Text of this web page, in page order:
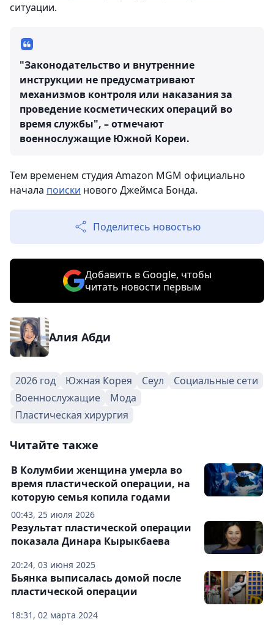
ситуации.
"Законодательство и внутренние
инструкции не предусматривают
механизмов контроля или наказания за
проведение косметических операций во
время службы", – отмечают
военнослужащие Южной Кореи.
Тем временем студия Amazon MGM официально
начала поиски нового Джеймса Бонда.
Поделитесь новостью
Добавить в Google, чтобы
читать новости первым
Алия Абди
2026 год Южная Корея Сеул
Социальные сети
Военнослужащие
Мода
Пластическая хирургия
Читайте также
00:43, 25 июля 2026
В Колумбии женщина умерла во
время пластической операции, на
которую семья копила годами
20:24, 03 июня 2025
Результат пластической операции
показала Динара Кырыкбаева
18:31, 02 марта 2024
Бьянка выписалась домой после
пластической операции